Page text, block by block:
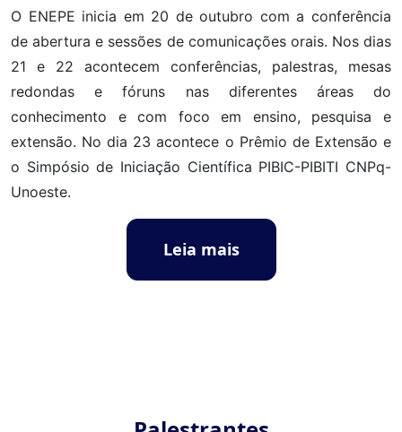
O ENEPE inicia em 20 de outubro com a conferência
de abertura e sessões de comunicações orais. Nos dias
21 e 22 acontecem conferências, palestras, mesas
redondas e fóruns nas diferentes áreas do
conhecimento e com foco em ensino, pesquisa e
extensão. No dia 23 acontece o Prêmio de Extensão e
o Simpósio de Iniciação Científica PIBIC-PIBITI CNPq-
Unoeste.
Leia mais